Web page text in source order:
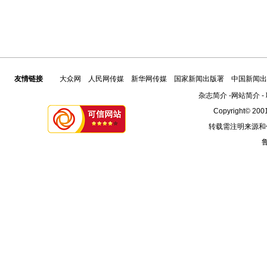
友情链接 大众网 人民网传媒 新华网传媒 国家新闻出版署
中国新闻
杂志简介-网站简介-
Copyright©
转载需注明来源